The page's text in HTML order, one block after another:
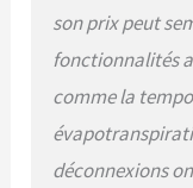
son prix peut
fonctionnalités
comme la
déconnexions